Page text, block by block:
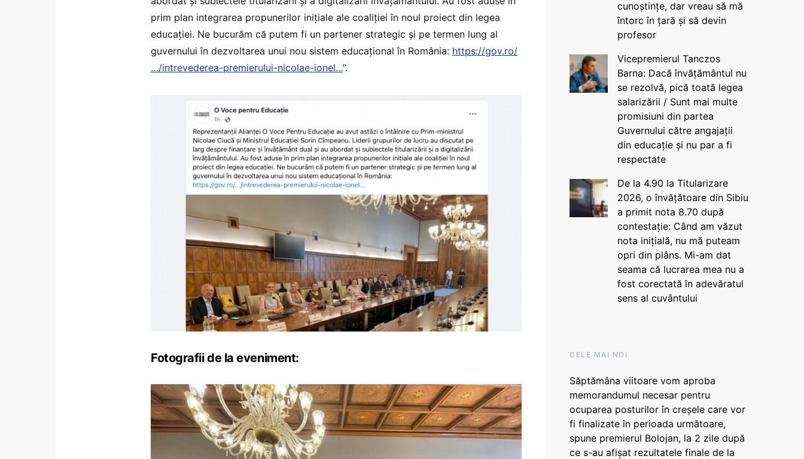
prim plan integrarea propunerilor inițiale ale coaliției în noul proiect din legea
educației. Ne bucurăm că putem fi un partener strategic și pe termen lung al
guvernului în dezvoltarea unui nou sistem educațional în România: https://gov.ro/
…/intrevederea-premierului-nicolae-ionel…”.
Fotografii de la eveniment:
cunoștințe, dar vreau să mă
întorc în țară și să devin
profesor
Vicepremierul Tanczos
Barna: Dacă învățământul nu
se rezolvă, pică toată legea
salarizării / Sunt mai multe
promisiuni din partea
Guvernului către angajații
din educație și nu par a fi
respectate
De la 4.90 la Titularizare
2026, o învățătoare din Sibiu
a primit nota 8.70 după
contestație: Când am văzut
nota inițială, nu mă puteam
opri din plâns. Mi-am dat
seama că lucrarea mea nu a
fost corectată în adevăratul
sens al cuvântului
CELE MAI NOI
Săptămâna viitoare vom aproba
memorandumul necesar pentru
ocuparea posturilor în creșele care vor
fi finalizate în perioada următoare,
spune premierul Bolojan, la 2 zile după
ce s-au afișat rezultatele finale de la